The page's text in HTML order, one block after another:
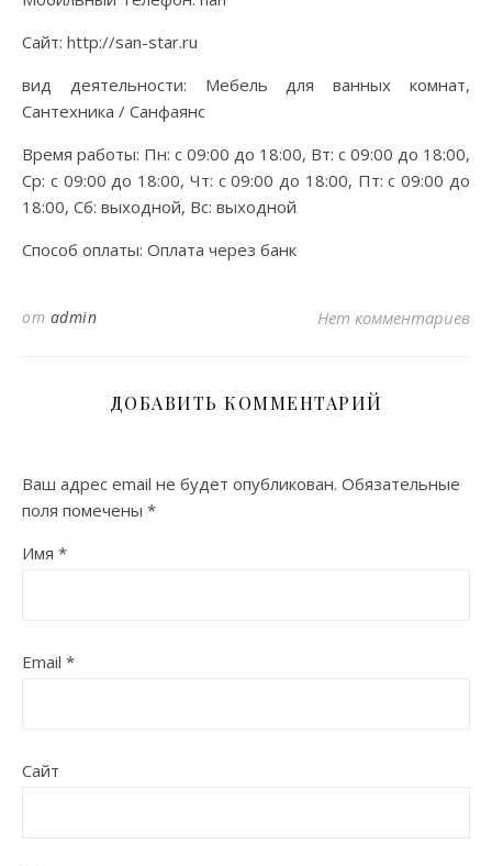
Сайт: http://san-star.ru
вид деятельности: Мебель для ванных комнат,
Сантехника / Санфаянс
Время работы: Пн: с 09:00 до 18:00, Вт: с 09:00 до 18:00,
Ср: с 09:00 до 18:00, Чт: с 09:00 до 18:00, Пт: с 09:00 до
18:00, Сб: выходной, Вс: выходной
Способ оплаты: Оплата через банк
от admin Нет комментариев
ДОБАВИТЬ КОММЕНТАРИЙ
Ваш адрес email не будет опубликован. Обязательные
поля помечены *
Имя *
Email *
Сайт